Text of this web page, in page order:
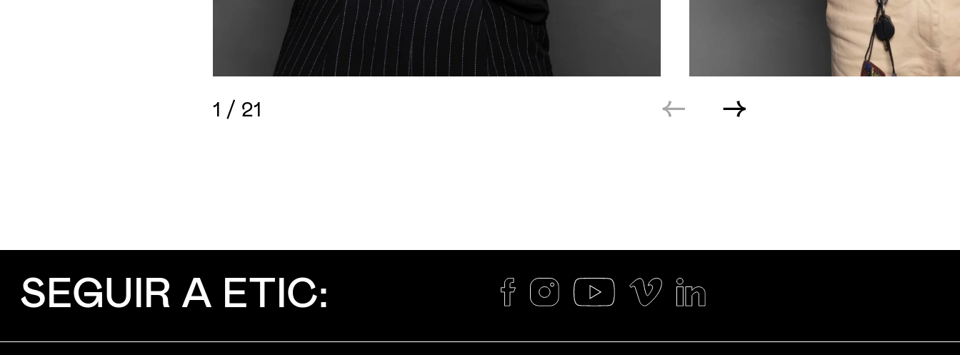
1 / 21
SEGUIR A ETIC: